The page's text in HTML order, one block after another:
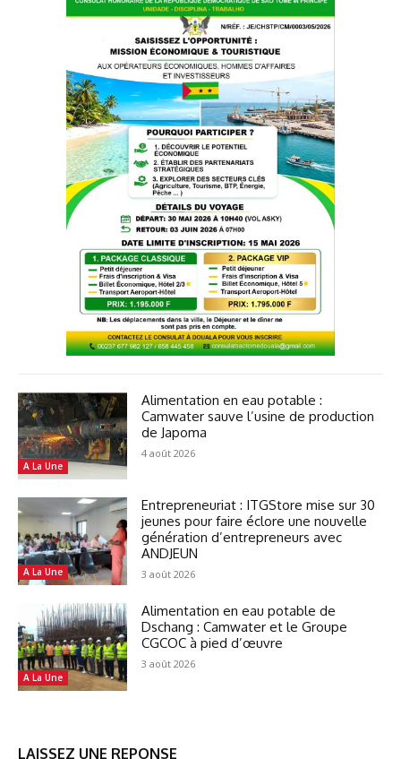
A La Une
Alimentation en eau potable :
Camwater sauve l’usine de production
de Japoma
4 août 2026
A La Une
Entrepreneuriat : ITGStore mise sur 30
jeunes pour faire éclore une nouvelle
génération d’entrepreneurs avec
ANDJEUN
3 août 2026
A La Une
Alimentation en eau potable de
Dschang : Camwater et le Groupe
CGCOC à pied d’œuvre
3 août 2026
LAISSEZ UNE REPONSE